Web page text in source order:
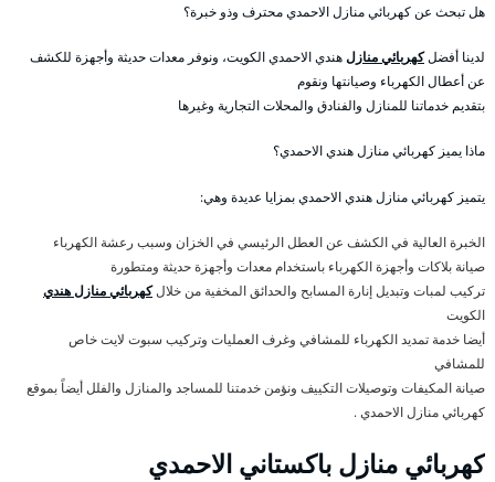
هل تبحث عن كهربائي منازل الاحمدي محترف وذو خبرة؟
لدينا أفضلكهربائي منازلهندي الاحمدي الكويت، ونوفر معدات حديثة وأجهزة للكشف
عن أعطال الكهرباء وصيانتها ونقوم
بتقديم خدماتنا للمنازل والفنادق والمحلات التجارية وغيرها
ماذا يميز كهربائي منازل هندي الاحمدي؟
يتميز كهربائي منازل هندي الاحمدي بمزايا عديدة وهي:
الخبرة العالية في الكشف عن العطل الرئيسي في الخزان وسبب رعشة الكهرباء
صيانة بلاكات وأجهزة الكهرباء باستخدام معدات وأجهزة حديثة ومتطورة
تركيب لمبات وتبديل إنارة المسابح والحدائق المخفية من خلالكهربائي منازل هندي
الكويت
أيضا خدمة تمديد الكهرباء للمشافي وغرف العمليات وتركيب سبوت لايت خاص
للمشافي
صيانة المكيفات وتوصيلات التكييف ونؤمن خدمتنا للمساجد والمنازل والفلل أيضاً بموقع
كهربائي منازل الاحمدي .
كهربائي منازل باكستاني الاحمدي